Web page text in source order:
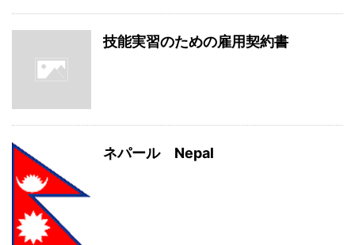
技能実習のための雇用契約書
ネパール Nepal